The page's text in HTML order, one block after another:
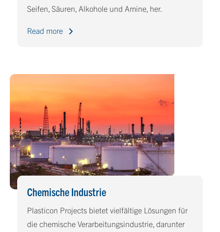
Seifen, Säuren, Alkohole und Amine, her.
Read more
Chemische Industrie
Plasticon Projects bietet vielfältige Lösungen für
die chemische Verarbeitungsindustrie, darunter